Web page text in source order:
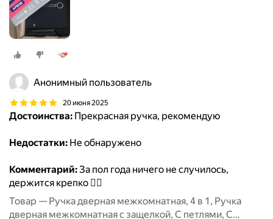
Анонимный пользователь
20 июня 2025
Достоинства: Прекрасная ручка, рекомендую
Недостатки: Не обнаружено
Комментарий:За пол года ничего не случилось,
держится крепко 👍🏻
Товар — Ручка дверная межкомнатная, 4 в 1, Ручка
дверная межкомнатная с защелкой, С петлями, С